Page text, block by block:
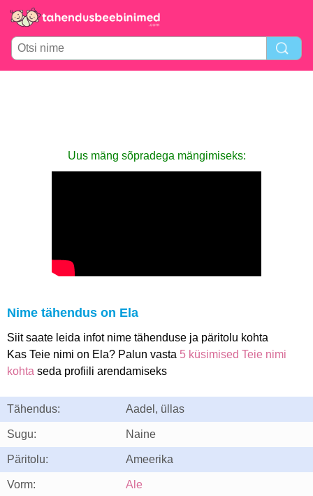
Uus mäng sõpradega mängimiseks:
Nime tähendus on Ela
Siit saate leida infot nime tähenduse ja päritolu kohta
Kas Teie nimi on Ela? Palun vasta 5 küsimised Teie nimi
kohta seda profiili arendamiseks
Tähendus: Aadel, üllas
Sugu: Naine
Päritolu: Ameerika
Vorm: Ale